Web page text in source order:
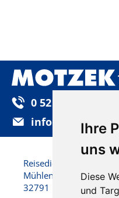
Ihre
uns
Diese
und
0 52 32 / 92 25-0
info@motzek-
Reisedienst Motzek
Mühlenstraße 22
32791 Lage